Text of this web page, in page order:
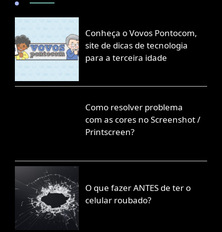
Conheça o Vovos Pontocom,
site de dicas de tecnologia
para a terceira idade
Como resolver problema
com as cores no Screenshot /
Printscreen?
O que fazer ANTES de ter o
celular roubado?